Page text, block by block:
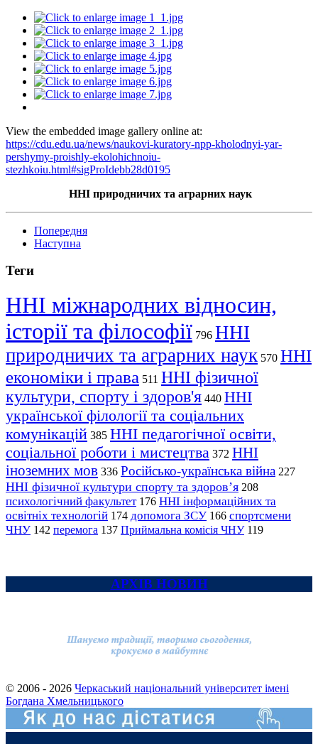
View the embedded image gallery online at:
https://cdu.edu.ua/news/naukovi-kuratory-npp-kholodnyi-yar-
pershymy-proishly-ekolohichnoiu-
stezhkoiu.html#sigProIdebb28d0195
ННІ природничих та аграрних наук
Попередня
Наступна
Теги
ННІ міжнародних відносин,
історії та філософії 796 ННІ
природничих та аграрних наук 570 ННІ
економіки і права 511 ННІ фізичної
культури, спорту і здоров'я 440 ННІ
української філології та соціальних
комунікацій 385 ННІ педагогічної освіти,
соціальної роботи і мистецтва 372 ННІ
іноземних мов 336 Російсько-українська війна 227
ННІ фізичної культури спорту та здоров’я 208
психологічний факультет 176 ННІ інформаційних та
освітніх технологій 174 допомога ЗСУ 166 спортсмени
ЧНУ 142 перемога 137 Приймальна комісія ЧНУ 119
АРХІВ НОВИН
© 2006 - 2026 Черкаський національний університет імені
Богдана Хмельницького